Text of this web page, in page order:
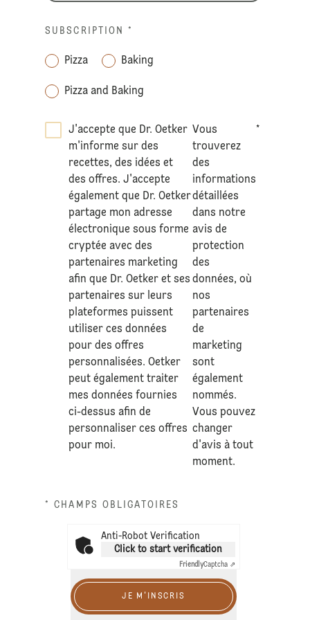
SUBSCRIPTION *
Pizza Baking
Pizza and Baking
J'accepte que Dr. Oetker
m'informe sur des
recettes, des idées et
des offres. J'accepte
également que Dr. Oetker
partage mon adresse
électronique sous forme
cryptée avec des
partenaires marketing
afin que Dr. Oetker et ses
partenaires sur leurs
plateformes puissent
utiliser ces données
pour des offres
personnalisées. Oetker
peut également traiter
mes données fournies
ci-dessus afin de
personnaliser ces offres
pour moi.
Vous
trouverez
des
informations
détaillées
dans notre
avis de
protection
des
données, où
nos
partenaires
de
marketing
sont
également
nommés.
Vous pouvez
changer
d'avis à tout
moment.
*
* CHAMPS OBLIGATOIRES
Anti-Robot Verification
Click to start verification
FriendlyCaptcha ⇗
JE M'INSCRIS